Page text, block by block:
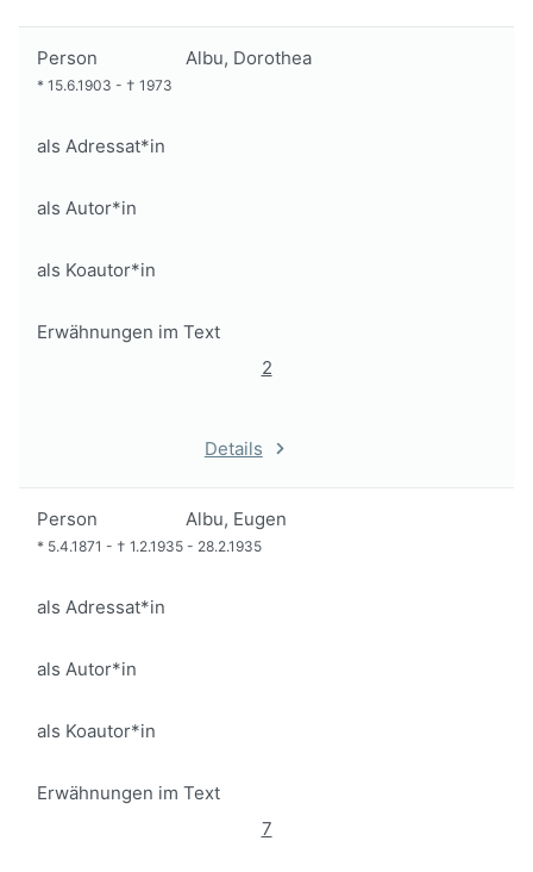
Person Albu, Dorothea
* 15.6.1903 - † 1973
als Adressat*in
als Autor*in
als Koautor*in
Erwähnungen im Text
2
Details
Person Albu, Eugen
* 5.4.1871 - † 1.2.1935 - 28.2.1935
als Adressat*in
als Autor*in
als Koautor*in
Erwähnungen im Text
7